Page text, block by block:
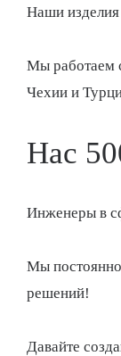
Наши изделия
Мы работаем
Чехии и
Нас
Инженеры в
Мы постоянно
решений!
Давайте